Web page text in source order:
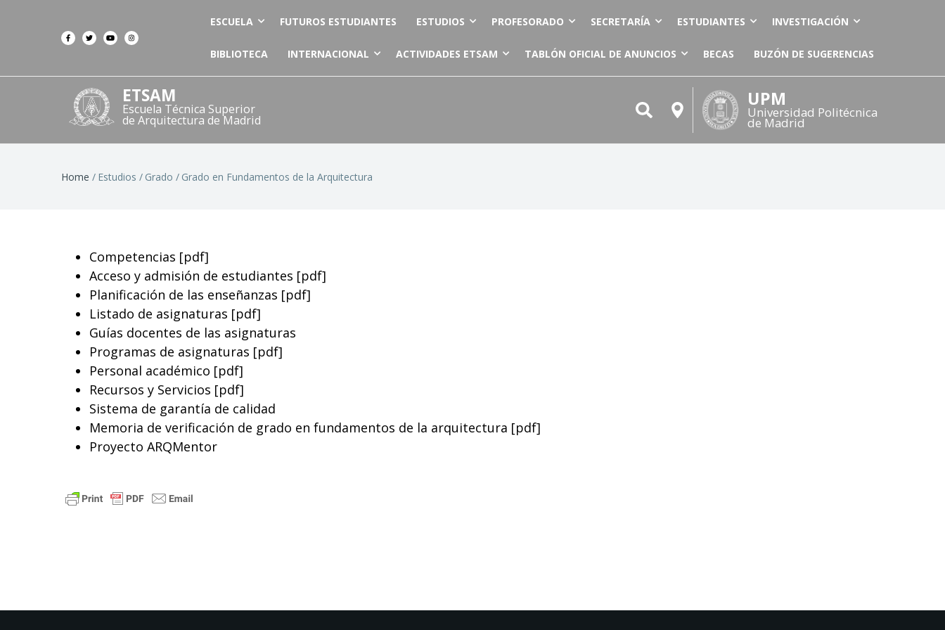
ESCUELA FUTUROS ESTUDIANTES ESTUDIOS PROFESORADO SECRETARÍA ESTUDIANTES INVESTIGACIÓN
BIBLIOTECA INTERNACIONAL ACTIVIDADES ETSAM TABLÓN OFICIAL DE ANUNCIOS BECAS BUZÓN DE SUGERENCIAS
ETSAM
Escuela Técnica Superior
de Arquitectura de Madrid
UPM
Universidad Politécnica
de Madrid
Breadcrumb
Home Estudios Grado Grado en Fundamentos de la Arquitectura
Competencias [pdf]
Acceso y admisión de estudiantes [pdf]
Planificación de las enseñanzas [pdf]
Listado de asignaturas [pdf]
Guías docentes de las asignaturas
Programas de asignaturas [pdf]
Personal académico [pdf]
Recursos y Servicios [pdf]
Sistema de garantía de calidad
Memoria de verificación de grado en fundamentos de la arquitectura [pdf]
Proyecto ARQMentor